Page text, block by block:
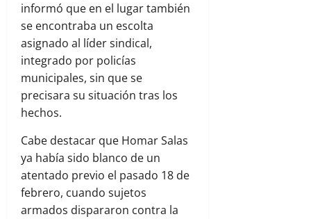
informó que en el lugar también
se encontraba un escolta
asignado al líder sindical,
integrado por policías
municipales, sin que se
precisara su situación tras los
hechos.
Cabe destacar que Homar Salas
ya había sido blanco de un
atentado previo el pasado 18 de
febrero, cuando sujetos
armados dispararon contra la